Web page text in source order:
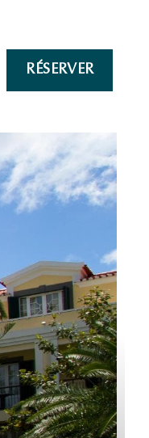
RÉSERVER